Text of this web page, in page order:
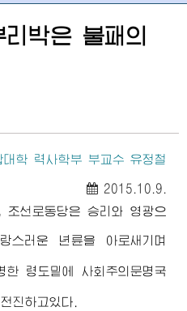
박은 불패의
대학 력사학부 부교수 유정철
2015.10.9.
선로동당은 승리와 영광으
스러운 년륜을 아로새기며
한 령도밑에 사회주의문명국
진하고있다.